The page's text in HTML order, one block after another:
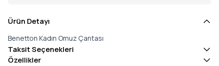
Ürün Detayı
Benetton Kadın Omuz Çantası
Taksit Seçenekleri
Özellikler